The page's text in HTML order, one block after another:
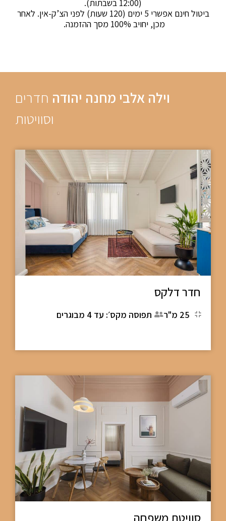
ביטול חינם אפשרי 5 ימים (120 שעות) לפני הצ’ק-אין. לאחר
מכן, יחויב 100% מסך ההזמנה.
וילה אלבי מחנה יהודהחדרים
וסוויטות
חדר דלקס
25 מ"ר תפוסה מקס׳: עד 4 מבוגרים
סוויטת משפחה